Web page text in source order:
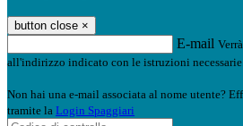
button close ×
E-mail
all'indirizzo indicato con le istruzioni
Non hai una e-mail associata al nome utente?
tramite la Login Spaggiari